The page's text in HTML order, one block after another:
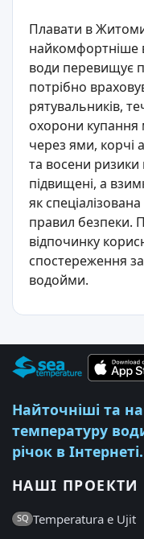
Плавати в
найкомфортніше
води перевищує
потрібно
рятувальників,
охорони
через ями, корчі
та восени
підвищені, а
як
правил безпеки.
відпочинку
спостереження
водойми.
Найточніші та
температуру
річок в Інтернеті.
НАШІ
SQ Temperatura e Ujit